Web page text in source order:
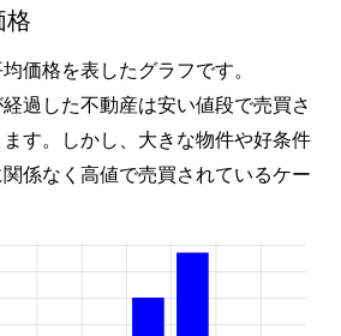
価格を表したグラフです。
過した不動産は安い値段で売買さ
す。しかし、大きな物件や好条件
係なく高値で売買されているケー